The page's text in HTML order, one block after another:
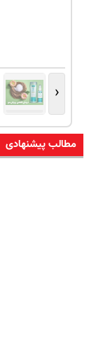
‹
مطالب پیشنهادی